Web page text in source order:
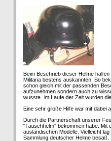
Beim Beschrieb dieser Helme
Militaria bestens auskannten. So
schon gleich mit der passenden
aufzunehmen sondern auch zu
wusste. Im Laufe der Zeit wurden
Eine sehr große Hilfe war mit dabei
Durch die Partnerschaft unserer
"Tauschhelm" bekommen habe. Mit
ausländischen Modelle. Vielleicht
Sammlung deutscher Helme besaß.